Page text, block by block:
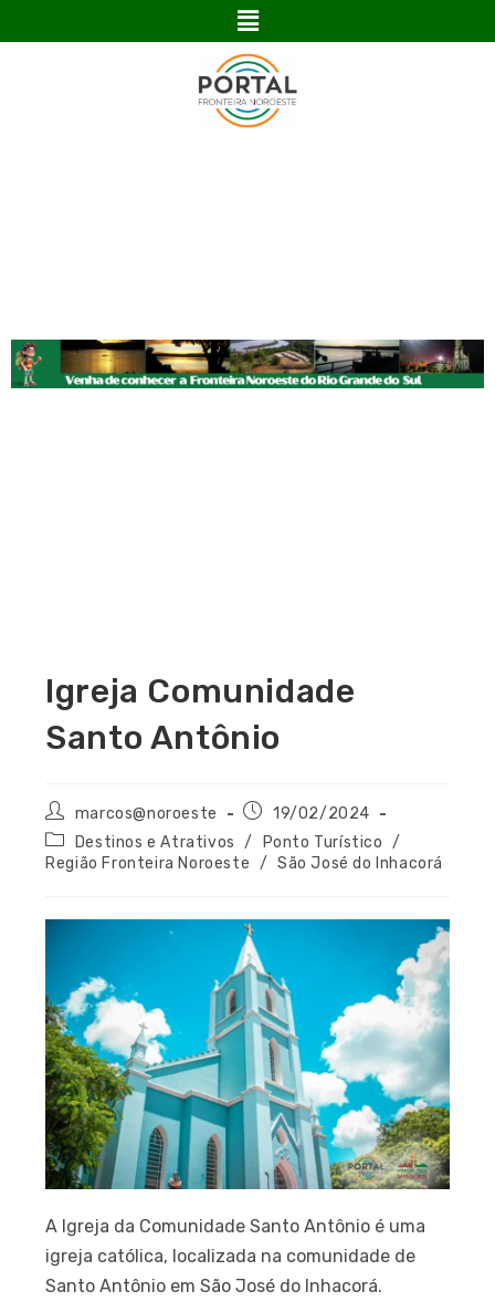
Igreja Comunidade
Santo Antônio
marcos@noroeste
19/02/2024
Destinos e Atrativos
/ Ponto Turístico
/
Região Fronteira Noroeste / São José do Inhacorá
A Igreja da Comunidade Santo Antônio é uma
igreja católica, localizada na comunidade de
Santo Antônio em São José do Inhacorá.